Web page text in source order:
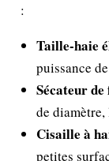
:
Taille-haie
puissance
Sécateur de
de
Cisaille à
petites